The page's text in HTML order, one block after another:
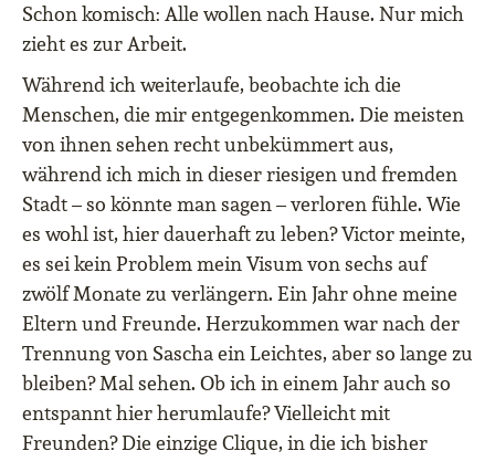
Schon komisch: Alle wollen nach Hause. Nur mich
zieht es zur Arbeit.
Während ich weiterlaufe, beobachte ich die
Menschen, die mir entgegenkommen. Die meisten
von ihnen sehen recht unbekümmert aus,
während ich mich in dieser riesigen und fremden
Stadt – so könnte man sagen – verloren fühle. Wie
es wohl ist, hier dauerhaft zu leben? Victor meinte,
es sei kein Problem mein Visum von sechs auf
zwölf Monate zu verlängern. Ein Jahr ohne meine
Eltern und Freunde. Herzukommen war nach der
Trennung von Sascha ein Leichtes, aber so lange zu
bleiben? Mal sehen. Ob ich in einem Jahr auch so
entspannt hier herumlaufe? Vielleicht mit
Freunden? Die einzige Clique, in die ich bisher